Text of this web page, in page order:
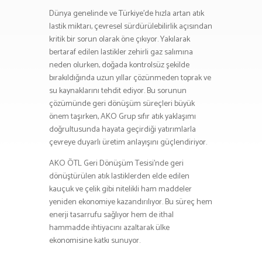
Dünya genelinde ve Türkiye’de hızla artan atık
lastik miktarı, çevresel sürdürülebilirlik açısından
kritik bir sorun olarak öne çıkıyor. Yakılarak
bertaraf edilen lastikler zehirli gaz salımına
neden olurken, doğada kontrolsüz şekilde
bırakıldığında uzun yıllar çözünmeden toprak ve
su kaynaklarını tehdit ediyor. Bu sorunun
çözümünde geri dönüşüm süreçleri büyük
önem taşırken, AKO Grup sıfır atık yaklaşımı
doğrultusunda hayata geçirdiği yatırımlarla
çevreye duyarlı üretim anlayışını güçlendiriyor.
AKO ÖTL Geri Dönüşüm Tesisi’nde geri
dönüştürülen atık lastiklerden elde edilen
kauçuk ve çelik gibi nitelikli ham maddeler
yeniden ekonomiye kazandırılıyor. Bu süreç hem
enerji tasarrufu sağlıyor hem de ithal
hammadde ihtiyacını azaltarak ülke
ekonomisine katkı sunuyor.